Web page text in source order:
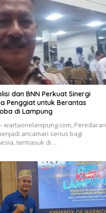
dan BNN Perkuat Sinergi
Penggiat untuk Berantas
di Lampung
wartaonelampung.com, Peredaran
ancaman serius bagi
termasuk di…